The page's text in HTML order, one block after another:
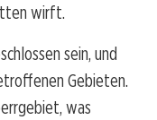
wirft.
sein, und
Gebieten.
was